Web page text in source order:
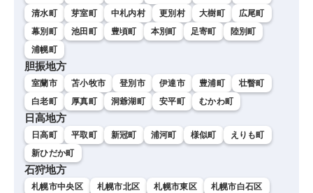
清水町
芽室町 中札内村 更別村 大樹町
広尾町
幕別町
池田町 豊頃町 本別町 足寄町
陸別町
浦幌町
胆振地方
室蘭市 苫小牧市 登別市 伊達市 豊浦町
壮瞥町
白老町
厚真町 洞爺湖町 安平町 むかわ町
日高地方
日高町 平取町 新冠町 浦河町 様似町
えりも町
新ひだか町
石狩地方
札幌市中央区 札幌市北区 札幌市東区
札幌市白石区